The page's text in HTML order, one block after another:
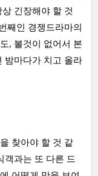
긴장해야 할 것
째인 경쟁드라마의
, 볼것이 없어서 본
밤마다가 치고 올라
찾아야 할 것 같
객과는 또 다른 드